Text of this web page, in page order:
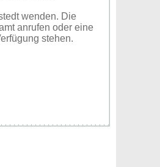
wenden. Die
anrufen oder eine
stehen.